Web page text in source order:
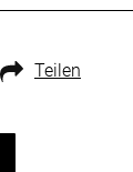
Teilen